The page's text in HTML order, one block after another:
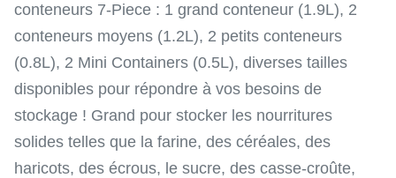
conteneurs 7-Piece : 1 grand conteneur (1.9L), 2
conteneurs moyens (1.2L), 2 petits conteneurs
(0.8L), 2 Mini Containers (0.5L), diverses tailles
disponibles pour répondre à vos besoins de
stockage ! Grand pour stocker les nourritures
solides telles que la farine, des céréales, des
haricots, des écrous, le sucre, des casse-croûte,